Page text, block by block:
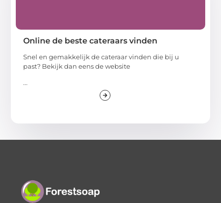
Online de beste cateraars vinden
Snel en gemakkelijk de cateraar vinden die bij u
past? Bekijk dan eens de website
...